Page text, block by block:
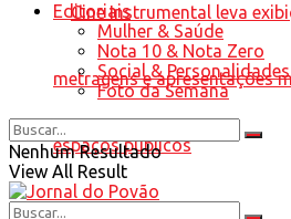
Editoriais
Mulher & Saúde
Nota 10 & Nota Zero
Social & Personalidades
Foto da Semana
Nenhum Resultado
View All Result